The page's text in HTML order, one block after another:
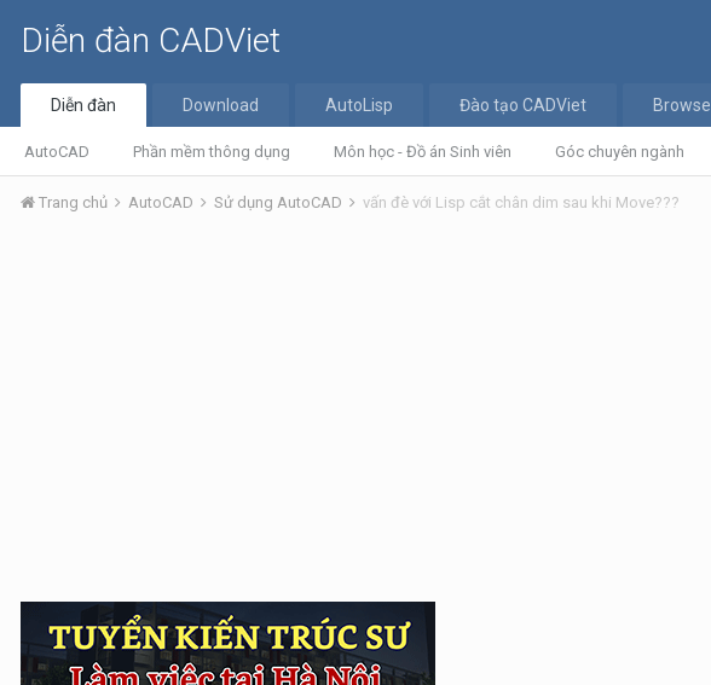
Diễn đàn CADViet
Diễn đàn
AutoCAD Phần mềm thông dụng Môn học - Đồ án Sinh viên Góc chuyên ngành
Download AutoLisp Đào tạo CADViet Browse
Trang chủ AutoCAD Sử dụng AutoCAD vấn đè với Lisp cắt chân dim sau khi Move???